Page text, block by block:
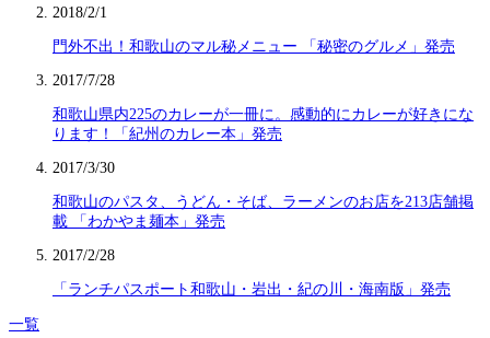
2018/2/1
門外不出！和歌山のマル秘メニュー 「秘密のグルメ」発売
2017/7/28
和歌山県内225のカレーが一冊に。感動的にカレーが好きにな
ります！「紀州のカレー本」発売
2017/3/30
和歌山のパスタ、うどん・そば、ラーメンのお店を213店舗掲
載 「わかやま麺本」発売
2017/2/28
「ランチパスポート和歌山・岩出・紀の川・海南版」発売
一覧